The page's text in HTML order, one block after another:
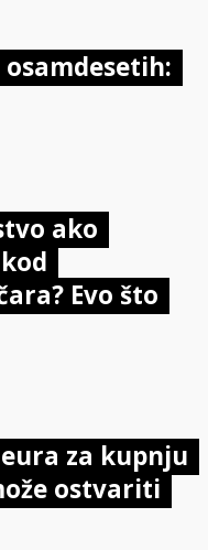
ako
Evo što
za kupnju
ostvariti